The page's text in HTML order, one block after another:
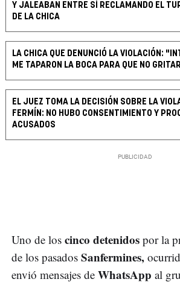
Y JALEABAN ENTRE SÍ RECLAMANDO EL
DE LA CHICA
LA CHICA QUE DENUNCIÓ LA VIOLACIÓN:
ME TAPARON LA BOCA PARA QUE NO
EL JUEZ TOMA LA DECISIÓN SOBRE LA
FERMÍN: NO HUBO CONSENTIMIENTO Y
ACUSADOS
Uno de los cinco detenidos por la
de los pasados Sanfermines,
envió mensajes de WhatsApp al